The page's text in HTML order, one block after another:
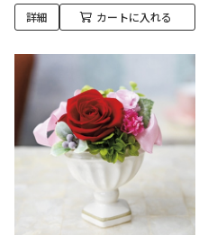
詳細 カートに入れる